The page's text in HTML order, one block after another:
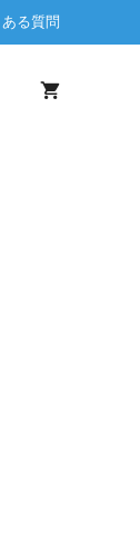
る質問